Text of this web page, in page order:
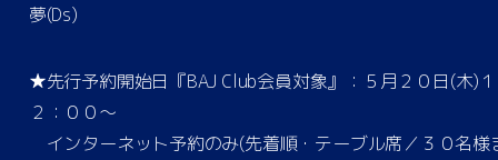
夢(Ds)
★先行予約開始日『BAJ Club会員対象』：５月２０日(木)１
２：００～
インターネット予約のみ(先着順・テーブル席／３０名様